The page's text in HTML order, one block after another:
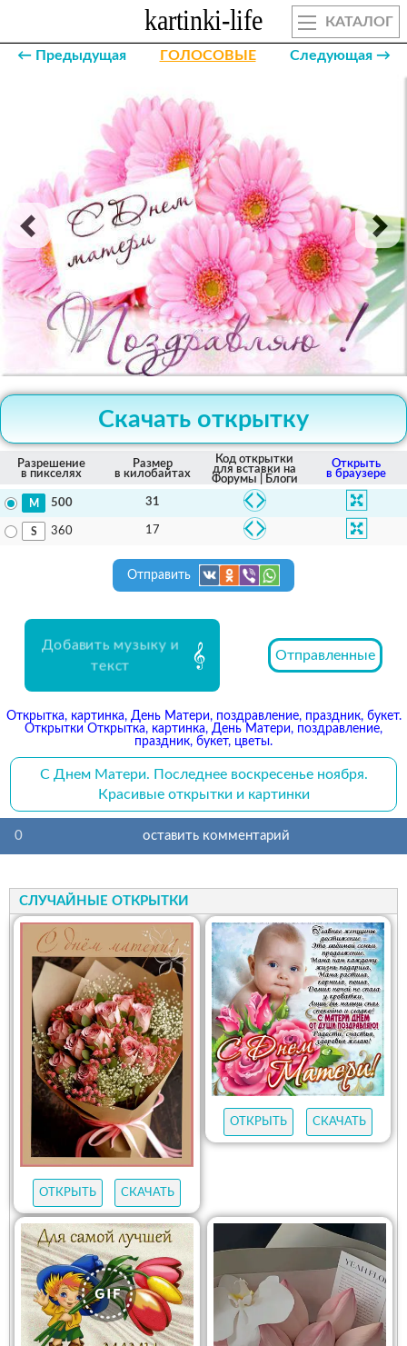
КАТАЛОГ
← Предыдущая ГОЛОСОВЫЕ Следующая →
Скачать открытку
Разрешение
в пикселях
Размер
в килобайтах
Код открытки
для вставки на
Форумы | Блоги
Открыть
в браузере
500 31
360 17
Отправить
Добавить музыку и
текст
Отправленные
Открытка, картинка, День Матери, поздравление, праздник, букет.
Открытки Открытка, картинка, День Матери, поздравление,
праздник, букет, цветы.
С Днем Матери. Последнее воскресенье ноября.
Красивые открытки и картинки
0 оставить комментарий
СЛУЧАЙНЫЕ ОТКРЫТКИ
ОТКРЫТЬ СКАЧАТЬ
ОТКРЫТЬ СКАЧАТЬ